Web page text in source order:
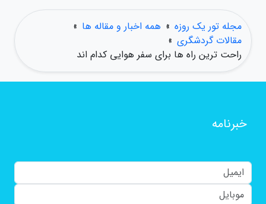
مجله تور یک روزه » همه اخبار و مقاله ها »
مقالات گردشگری »
راحت ترین راه ها برای سفر هوایی کدام اند
خبرنامه